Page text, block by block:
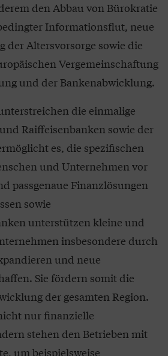
den Abbau von Bürokratie
Informationsflut, neue
der Altersvorsorge sowie die
Vergemeinschaftung
und der Bankenabwicklung.
die einmalige
Raiffeisenbanken sowie der
es, die spezifischen
und Unternehmen vor
passgenaue Finanzlösungen
sowie
unterstützen kleine und
insbesondere durch
und neue
Sie fördern somit die
der gesamten Region.
nur finanzielle
stehen den Betrieben mit
um beispielsweise